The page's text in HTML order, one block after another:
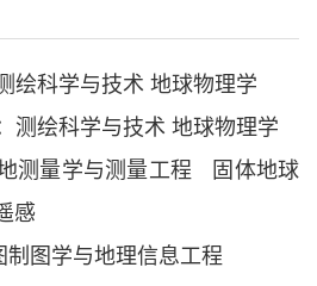
绘科学与技术 地球物理学
测绘科学与技术 地球物理学
测量学与测量工程
固体地球
感
制图学与地理信息工程